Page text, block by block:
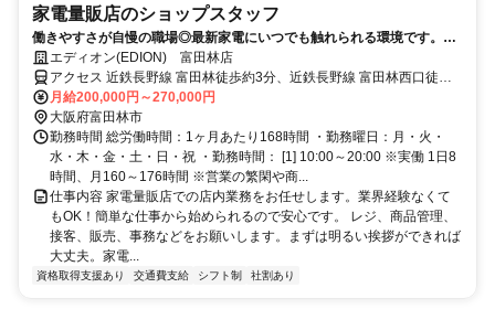
家電量販店のショップスタッフ
働きやすさが自慢の職場◎最新家電にいつでも触れられる環境です。割
引制度などの嬉しい待遇もあり！
エディオン(EDION) 富田林店
アクセス 近鉄長野線 富田林徒歩約3分、近鉄長野線 富田林西口徒歩
約7分、近鉄長野線 川西（大阪府）徒歩約20分
月給200,000円～270,000円
大阪府富田林市
勤務時間 総労働時間：1ヶ月あたり168時間 ・勤務曜日：月・火・
水・木・金・土・日・祝 ・勤務時間： [1] 10:00～20:00 ※実働 1日8
時間、月160～176時間 ※営業の繁閑や商...
仕事内容 家電量販店での店内業務をお任せします。業界経験なくて
もOK！簡単な仕事から始められるので安心です。 レジ、商品管理、
接客、販売、事務などをお願いします。まずは明るい挨拶ができれば
大丈夫。家電...
資格取得支援あり 交通費支給 シフト制 社割あり